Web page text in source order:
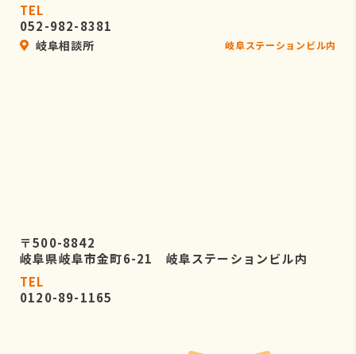
TEL
052-982-8381
岐阜相談所 岐阜ステーションビル内
〒500-8842
岐阜県岐阜市金町6-21 岐阜ステーションビル内
TEL
0120-89-1165